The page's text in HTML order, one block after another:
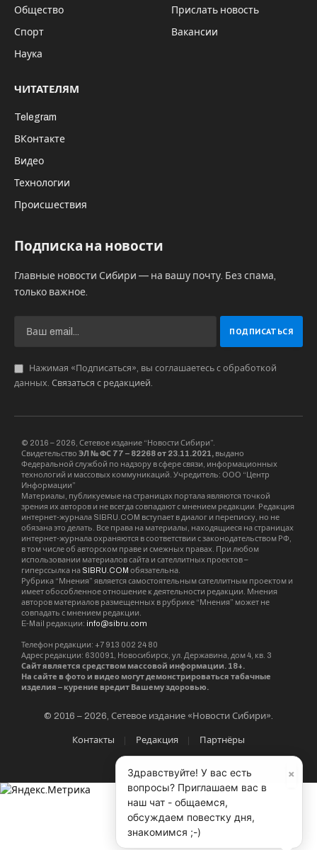
Общество
Спорт
Наука
Прислать новость
Вакансии
ЧИТАТЕЛЯМ
Telegram
ВКонтакте
Видео
Технологии
Происшествия
Подписка на новости
Главные новости Сибири — на вашу почту. Без спама,
только важное.
Нажимая «Подписаться», вы соглашаетесь с обработкой
данных. Связаться с редакцией.
© 2016 – 2026, Сетевое издание “Новости Сибири”.
Свидетельство ЭЛ № ФС 77 – 82268 от 23.11.2021, выдано
Федеральной службой по надзору в сфере связи, информационных
технологий и массовых коммуникаций. Учредитель: ООО “Центр
Информации”
Материалы, публикуемые на страницах портала являются точкой
зрения их авторов и не всегда совпадают с мнением редакции. Редакция
интернет-журнала SIBRU.COM вступает в диалог и переписку, но не
обязана это делать. Все права на материалы, находящиеся на страницах
интернет-журнала охраняются в соответствии с законодательством РФ,
в том числе об авторском праве и смежных правах. При любом
использовании материалов сайта и сателлитных проектов –
гиперссылка на SIBRU.COM обязательна.
Рубрика “Мнения” является самостоятельным сателлитным проектом и
имеет обособленное отношение к деятельности редакции. Мнения
авторов материалов размещенных в рубрике “Мнения” может не
совпадать с мнением редакции.
E-Mail редакции: info@sibru.com
Телефон редакции: +7 913 002 24 80
Адрес редакции: 630091, Новосибирск, ул. Державина, дом 4, кв. 3
Сайт является средством массовой информации. 18+.
На сайте в фото и видео могут демонстрироваться табачные
изделия – курение вредит Вашему здоровью.
© 2016 – 2026, Сетевое издание «Новости Сибири».
Контакты Редакция Партнёры
×
Здравствуйте! У вас есть
вопросы? Приглашаем вас в
наш чат - общаемся,
обсуждаем повестку дня,
знакомимся ;-)